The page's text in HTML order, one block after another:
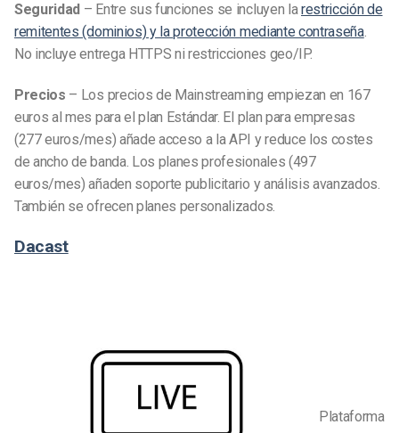
Seguridad – Entre sus funciones se incluyen larestricción de
remitentes (dominios) y la protección mediante contraseña.
No incluye entrega HTTPS ni restricciones geo/IP.
Precios – Los precios de Mainstreaming empiezan en 167
euros al mes para el plan Estándar. El plan para empresas
(277 euros/mes) añade acceso a la API y reduce los costes
de ancho de banda. Los planes profesionales (497
euros/mes) añaden soporte publicitario y análisis avanzados.
También se ofrecen planes personalizados.
Dacast
Plataforma